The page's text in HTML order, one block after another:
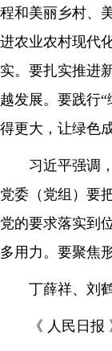
程和美丽乡村、
进农业农村现代
实。要扎实推进
越发展。要践行
得更大，让绿色
习近平强调
党委（党组）要
党的要求落实到
多用力。要聚焦
丁薛祥、刘
《 人民日报